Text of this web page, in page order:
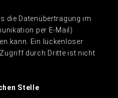
die Datenübertragung im
per E-Mail)
kann. Ein lückenloser
durch Dritte ist nicht
Stelle